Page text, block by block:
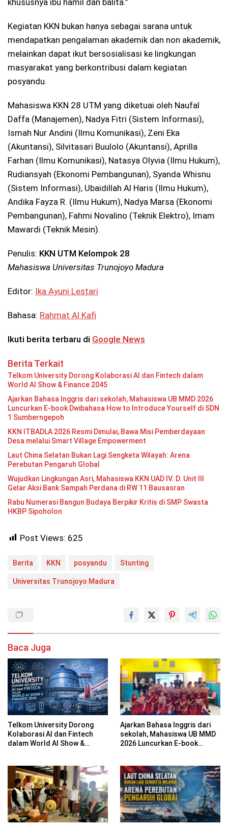
Kegiatan KKN bukan hanya sebagai sarana untuk
mendapatkan pengalaman akademik dan non akademik,
melainkan dapat ikut bersosialisasi ke lingkungan
masyarakat yang berkontribusi dalam kegiatan
posyandu.
Mahasiswa KKN 28 UTM yang diketuai oleh Naufal
Daffa (Manajemen), Nadya Fitri (Sistem Informasi),
Ismah Nur Andini (Ilmu Komunikasi), Zeni Eka
(Akuntansi), Silvitasari Buulolo (Akuntansi), Aprilla
Farhan (Ilmu Komunikasi), Natasya Olyvia (Ilmu Hukum),
Rudiansyah (Ekonomi Pembangunan), Syanda Whisnu
(Sistem Informasi), Ubaidillah Al Haris (Ilmu Hukum),
Andika Fayza R. (Ilmu Hukum), Nadya Marsa (Ekonomi
Pembangunan), Fahmi Novalino (Teknik Elektro), Imam
Mawardi (Teknik Mesin).
Penulis: KKN UTM Kelompok 28
Mahasiswa Universitas Trunojoyo Madura
Editor: Ika Ayuni Lestari
Bahasa: Rahmat Al Kafi
Ikuti berita terbaru di Google News
Berita Terkait
Telkom University Dorong Kolaborasi AI dan Fintech dalam
World AI Show & Finance 2045
Ajarkan Bahasa Inggris dari sekolah, Mahasiswa UB MMD 2026
Luncurkan E-book Dwibahasa How to Introduce Yourself di SDN
1 Sumberngepoh
KKN ITBADLA 2026 Resmi Dimulai, Bawa Misi Pemberdayaan
Desa melalui Smart Village Empowerment
Laut China Selatan Bukan Lagi Sengketa Wilayah: Arena
Perebutan Pengaruh Global
Wujudkan Lingkungan Asri, Mahasiswa KKN UAD IV. D. Unit III
Gelar Aksi Bank Sampah Perdana di RW 11 Bausasran
Rabu Numerasi Bangun Budaya Berpikir Kritis di SMP Swasta
HKBP Sipoholon
Post Views: 625
Berita KKN posyandu Stunting
Universitas Trunojoyo Madura
Baca Juga
Telkom University Dorong
Kolaborasi AI dan Fintech
dalam World AI Show &
Ajarkan Bahasa Inggris dari
sekolah, Mahasiswa UB MMD
2026 Luncurkan E-book
Sumberngepoh